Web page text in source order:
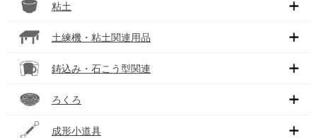
粘土
土練機・粘土関連用品
鋳込み・石こう型関連
ろくろ
成形小道具